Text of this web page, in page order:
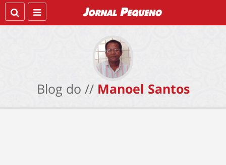
Blog do // Manoel Santos